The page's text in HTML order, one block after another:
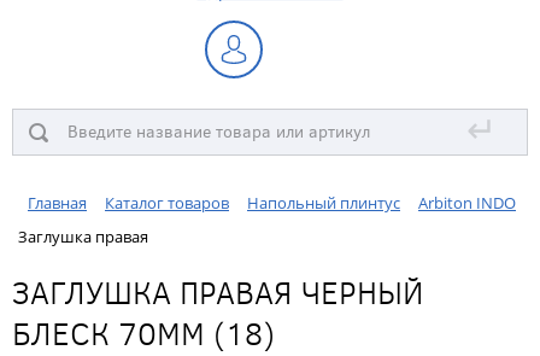
↵
Главная Каталог товаров Напольный плинтус
Arbiton INDO
Заглушка правая
ЗАГЛУШКА ПРАВАЯ ЧЕРНЫЙ
БЛЕСК 70ММ (18)